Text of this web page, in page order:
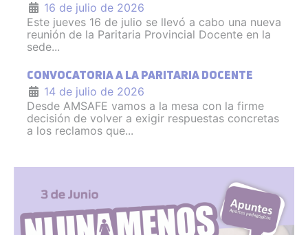
16 de julio de 2026
Este jueves 16 de julio se llevó a cabo una nueva
reunión de la Paritaria Provincial Docente en la
sede...
CONVOCATORIA A LA PARITARIA DOCENTE
14 de julio de 2026
Desde AMSAFE vamos a la mesa con la firme
decisión de volver a exigir respuestas concretas
a los reclamos que...